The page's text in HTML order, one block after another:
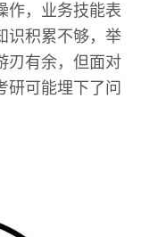
作，业务技能表
识积累不够，举
刃有余，但面对
研可能埋下了问